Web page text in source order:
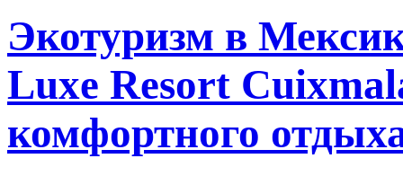
Экотуризм в
Luxe Resort
комфортного